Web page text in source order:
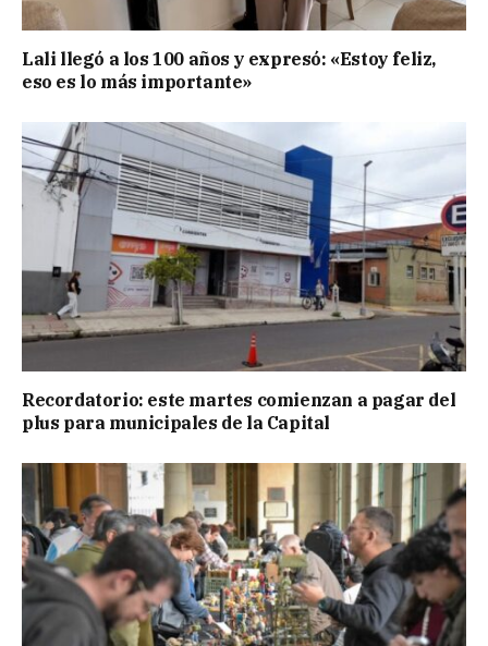
Lali llegó a los 100 años y expresó: «Estoy feliz,
eso es lo más importante»
Recordatorio: este martes comienzan a pagar del
plus para municipales de la Capital